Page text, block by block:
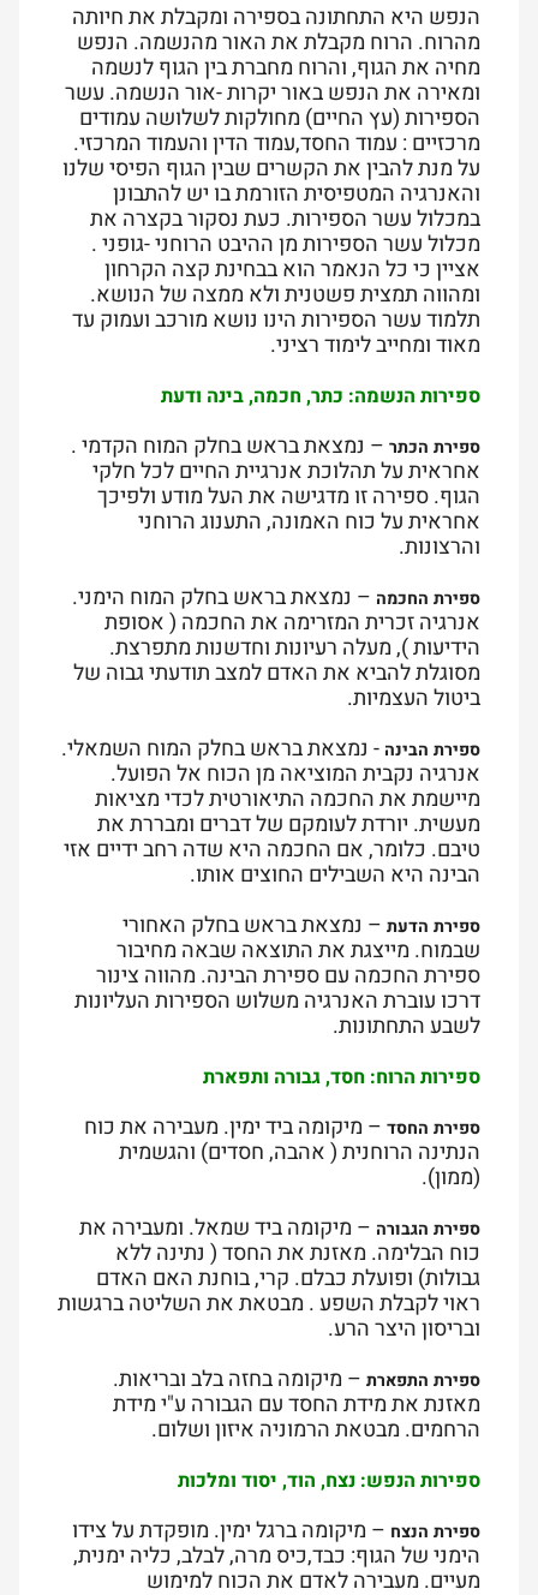
הנפש היא התחתונה בספירה ומקבלת את חיותה
מהרוח. הרוח מקבלת את האור מהנשמה. הנפש
מחיה את הגוף, והרוח מחברת בין הגוף לנשמה
ומאירה את הנפש באור יקרות -אור הנשמה. עשר
הספירות (עץ החיים) מחולקות לשלושה עמודים
מרכזיים : עמוד החסד,עמוד הדין והעמוד המרכזי.
על מנת להבין את הקשרים שבין הגוף הפיסי שלנו
והאנרגיה המטפיסית הזורמת בו יש להתבונן
במכלול עשר הספירות. כעת נסקור בקצרה את
מכלול עשר הספירות מן ההיבט הרוחני -גופני .
אציין כי כל הנאמר הוא בבחינת קצה הקרחון
ומהווה תמצית פשטנית ולא ממצה של הנושא.
תלמוד עשר הספירות הינו נושא מורכב ועמוק עד
מאוד ומחייב לימוד רציני.
ספירות הנשמה: כתר, חכמה, בינה ודעת
ספירת הכתר – נמצאת בראש בחלק המוח הקדמי .
אחראית על תהלוכת אנרגיית החיים לכל חלקי
הגוף. ספירה זו מדגישה את העל מודע ולפיכך
אחראית על כוח האמונה, התענוג הרוחני
והרצונות.
ספירת החכמה – נמצאת בראש בחלק המוח הימני.
אנרגיה זכרית המזרימה את החכמה ( אסופת
הידיעות ), מעלה רעיונות וחדשנות מתפרצת.
מסוגלת להביא את האדם למצב תודעתי גבוה של
ביטול העצמיות.
ספירת הבינה - נמצאת בראש בחלק המוח השמאלי.
אנרגיה נקבית המוציאה מן הכוח אל הפועל.
מיישמת את החכמה התיאורטית לכדי מציאות
מעשית. יורדת לעומקם של דברים ומבררת את
טיבם. כלומר, אם החכמה היא שדה רחב ידיים אזי
הבינה היא השבילים החוצים אותו.
ספירת הדעת – נמצאת בראש בחלק האחורי
שבמוח. מייצגת את התוצאה שבאה מחיבור
ספירת החכמה עם ספירת הבינה. מהווה צינור
דרכו עוברת האנרגיה משלוש הספירות העליונות
לשבע התחתונות.
ספירות הרוח: חסד, גבורה ותפארת
ספירת החסד – מיקומה ביד ימין. מעבירה את כוח
הנתינה הרוחנית ( אהבה, חסדים) והגשמית
(ממון).
ספירת הגבורה – מיקומה ביד שמאל. ומעבירה את
כוח הבלימה. מאזנת את החסד ( נתינה ללא
גבולות) ופועלת כבלם. קרי, בוחנת האם האדם
ראוי לקבלת השפע . מבטאת את השליטה ברגשות
ובריסון היצר הרע.
ספירת התפארת – מיקומה בחזה בלב ובריאות.
מאזנת את מידת החסד עם הגבורה ע"י מידת
הרחמים. מבטאת הרמוניה איזון ושלום.
ספירות הנפש: נצח, הוד, יסוד ומלכות
ספירת הנצח – מיקומה ברגל ימין. מופקדת על צידו
הימני של הגוף: כבד,כיס מרה, לבלב, כליה ימנית,
מעיים. מעבירה לאדם את הכוח למימוש